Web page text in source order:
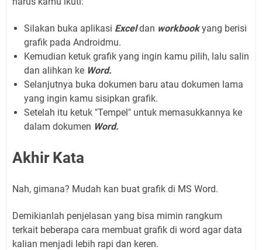
Silakan buka aplikasi Exceldan workbookyang berisi
grafik pada Androidmu.
Kemudian ketuk grafik yang ingin kamu pilih, lalu salin
dan alihkan ke Word.
Selanjutnya buka dokumen baru atau dokumen lama
yang ingin kamu sisipkan grafik.
Setelah itu ketuk "Tempel" untuk memasukkannya ke
dalam dokumen Word.
Akhir Kata
Nah, gimana? Mudah kan buat grafik di MS Word.
Demikianlah penjelasan yang bisa mimin rangkum
terkait beberapa cara membuat grafik di word agar data
kalian menjadi lebih rapi dan keren.